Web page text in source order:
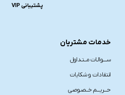
پشتیبانی VIP
خدمات مشتریان
ســــوالـات مــتـداول
انتقادات و شکایات
حـــریـــم خــصـوصی